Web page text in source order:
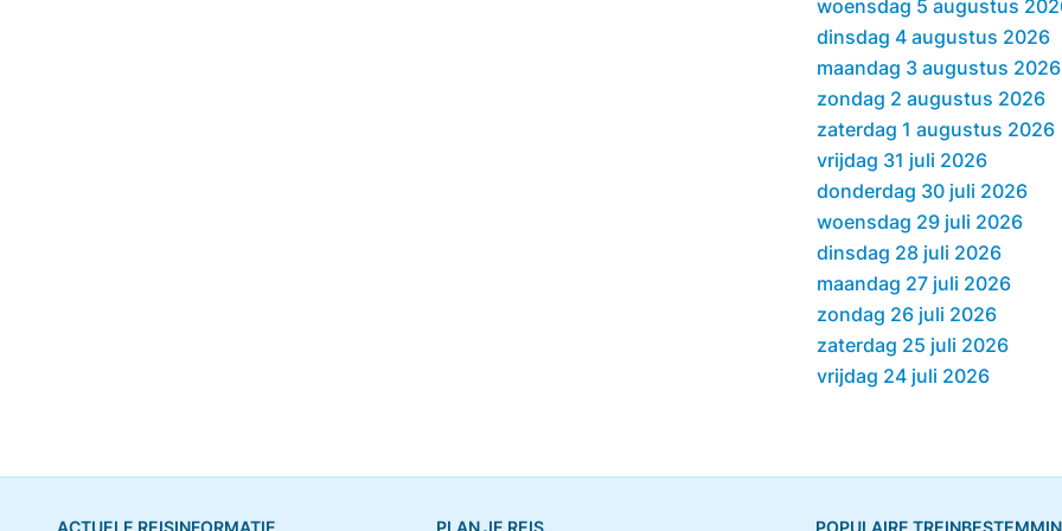
woensdag 5 augustus
dinsdag 4 augustus 2026
maandag 3 augustus 2026
zondag 2 augustus 2026
zaterdag 1 augustus 2026
vrijdag 31 juli 2026
donderdag 30 juli 2026
woensdag 29 juli 2026
dinsdag 28 juli 2026
maandag 27 juli 2026
zondag 26 juli 2026
zaterdag 25 juli 2026
vrijdag 24 juli 2026
ACTUELE REISINFORMATIE PLAN JE REIS POPULAIRE